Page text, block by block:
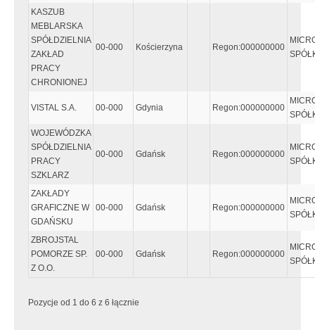
KASZUB
MEBLARSKA
SPÓŁDZIELNIA
ZAKŁAD
PRACY
CHRONIONEJ
00-000 Kościerzyna Regon:000000000
VISTAL S.A. 00-000 Gdynia Regon:000000000
WOJEWÓDZKA
SPÓŁDZIELNIA
PRACY
SZKLARZ
00-000 Gdańsk Regon:000000000
ZAKŁADY
GRAFICZNE W
GDAŃSKU
00-000 Gdańsk Regon:000000000
ZBROJSTAL
POMORZE SP.
Z O.O.
00-000 Gdańsk Regon:000000000
Pozycje od 1 do 6 z 6 łącznie